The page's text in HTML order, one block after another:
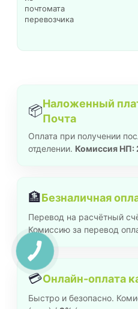
почтомата
перевозчика
📦Наложенный
Почта
Оплата при получении
отделении. Комиссия НП:
🏦Безналичная
Перевод на расчётный
Комиссию за перевод
💳Онлайн-оплата
Быстро и безопасно.